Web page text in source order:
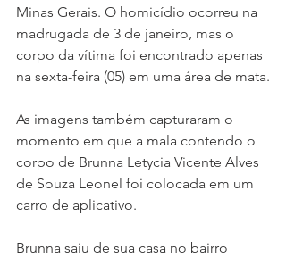
Minas Gerais. O homicídio ocorreu na
madrugada de 3 de janeiro, mas o
corpo da vítima foi encontrado apenas
na sexta-feira (05) em uma área de mata.
As imagens também capturaram o
momento em que a mala contendo o
corpo de Brunna Letycia Vicente Alves
de Souza Leonel foi colocada em um
carro de aplicativo.
Brunna saiu de sua casa no bairro